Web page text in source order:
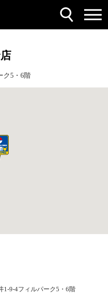
ク5・6階
1-9-4フィルパーク5・6階